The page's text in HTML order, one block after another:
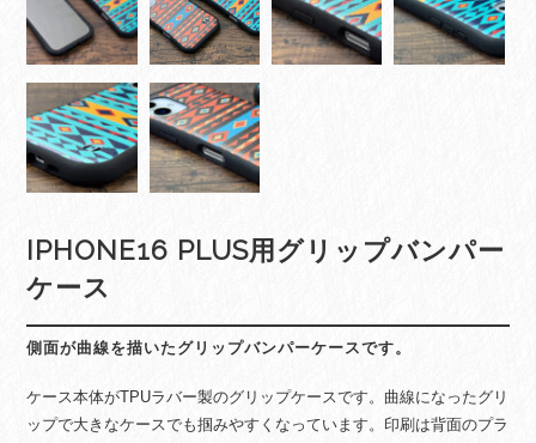
IPHONE16 PLUS用グリップバンパー
ケース
側面が曲線を描いたグリップバンパーケースです。
ケース本体がTPUラバー製のグリップケースです。曲線になったグリ
ップで大きなケースでも掴みやすくなっています。印刷は背面のプラ